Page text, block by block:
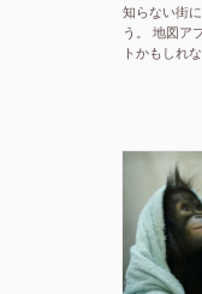
知らない街
う。 地図ア
トかもしれ
て、その街